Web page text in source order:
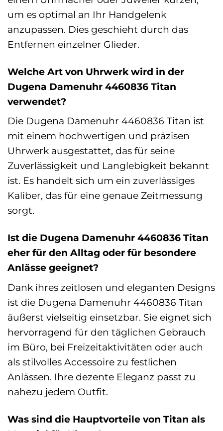
um es optimal an Ihr Handgelenk
anzupassen. Dies geschieht durch das
Entfernen einzelner Glieder.
Welche Art von Uhrwerk wird in der
Dugena Damenuhr 4460836 Titan
verwendet?
Die Dugena Damenuhr 4460836 Titan ist
mit einem hochwertigen und präzisen
Uhrwerk ausgestattet, das für seine
Zuverlässigkeit und Langlebigkeit bekannt
ist. Es handelt sich um ein zuverlässiges
Kaliber, das für eine genaue Zeitmessung
sorgt.
Ist die Dugena Damenuhr 4460836 Titan
eher für den Alltag oder für besondere
Anlässe geeignet?
Dank ihres zeitlosen und eleganten Designs
ist die Dugena Damenuhr 4460836 Titan
äußerst vielseitig einsetzbar. Sie eignet sich
hervorragend für den täglichen Gebrauch
im Büro, bei Freizeitaktivitäten oder auch
als stilvolles Accessoire zu festlichen
Anlässen. Ihre dezente Eleganz passt zu
nahezu jedem Outfit.
Was sind die Hauptvorteile von Titan als